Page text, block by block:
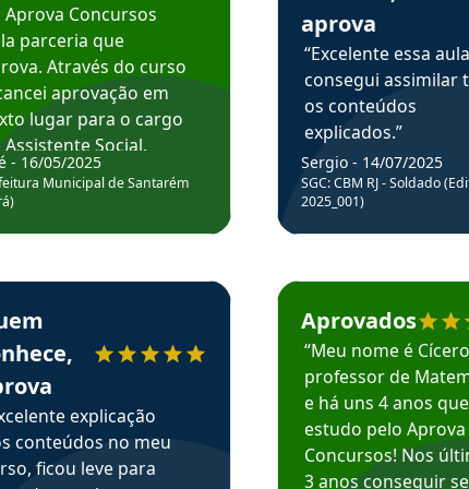
Aprova Concursos
parceria que
Através do curso
aprovação em
lugar para o cargo
Assistente Social.
estou atuando na
de Santarém.
- 16/05/2025
Municipal de Santarém
Elais recomenda o Aprova Concursos em depoimento
explicação
conteúdos no meu
ficou leve para
aprova
“Excelente essa
consegui assimilar
os conteúdos
explicados.”
Sergio - 14/07/2025
SGC: CBM RJ - Soldado
2025_001)
Estudante Cicero
Aprovados
“Meu nome é
professor de
e há uns 4 anos que
estudo pelo Aprova
Concursos! Nos
3 anos conseguir